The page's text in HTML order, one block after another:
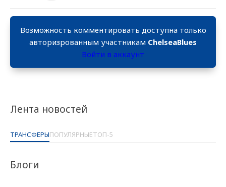
Лента новостей
ТРАНСФЕРЫПОПУЛЯРНЫЕТОП-5
Блоги
Возможность комментировать доступна только
авторизрованным участникам ChelseaBlues
Войти в аккаунт